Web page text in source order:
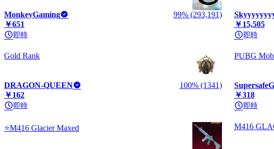
MonkeyGaming
99% (293,191)
￥651
即時
￥15,505
即時
Gold Rank
DRAGON-QUEEN
100% (1341)
￥162
即時
PUBG
￥318
即時
⭐M416 Glacier Maxed M416